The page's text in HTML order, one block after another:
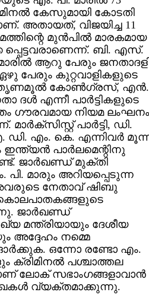
കേസുമായി കോടതി
അതായത്‌, വിജയിച്ച 11
മുന്‍പില്‍ മാരകമായ
ബി. എസ്‌.
മാരില്‍ ആറു പേരും
പേരും കുറ്റവാളികളുടെ
തൃണമൂല്‍ കോണ്‍ഗ്രസ്‌, എന്‍.
ദള്‍ എന്നീ പാര്‍ട്ടികളുടെ
ഗൗരവമായ നിയമ ലംഘനം
മാര്‍ക്‌സിസ്റ്റ്‌ പാര്‍ട്ടി, ഡി.
എം. കെ. എന്നിവര്‍
ഇന്ത്യന്‍ പാര്‍ലമെന്റിനു
ജാര്‍ഖണ്ഡ്‌ മുക്തി
പി. മാരും അറിയപ്പെടുന്ന
നേതാവ്‌ ഷിബു
ജാര്‍ഖണ്ഡ്‌
മന്ത്രിയായും ദേശീയ
അദ്ദേഹം നമ്മെ
ഓര്‍ക്കുക. ഒന്നോ രണ്ടോ എം.
ക്രിമിനല്‍ പശ്ചാത്തല
ലോക്‌ സഭാംഗങ്ങളാവാന്‍
വ്യക്തമാക്കുന്നു.